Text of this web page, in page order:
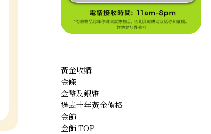
黃金收購
金條
金幣及銀幣
過去十年黃金價格
金飾
金飾 TOP